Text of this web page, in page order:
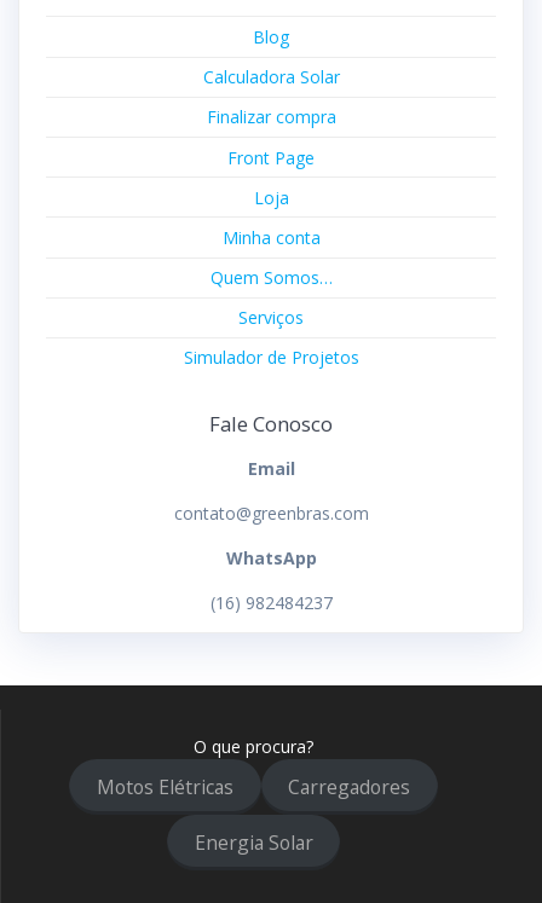
Blog
Calculadora Solar
Finalizar compra
Front Page
Loja
Minha conta
Quem Somos…
Serviços
Simulador de Projetos
Fale Conosco
Email
contato@greenbras.com
WhatsApp
(16) 982484237
O que procura?
Motos Elétricas Carregadores
Energia Solar